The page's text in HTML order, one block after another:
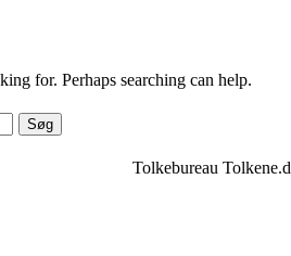
for. Perhaps searching can help.
Tolkebureau